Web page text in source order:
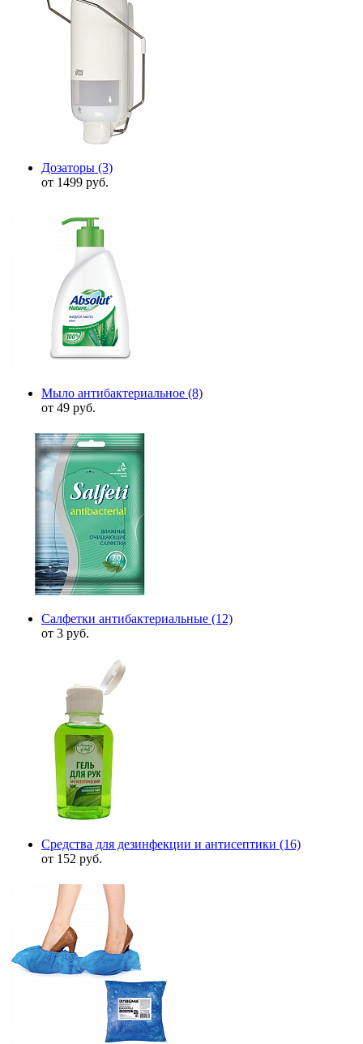
Дозаторы (3)
от 1499 руб.
Мыло антибактериальное (8)
от 49 руб.
Салфетки антибактериальные (12)
от 3 руб.
Средства для дезинфекции и антисептики (16)
от 152 руб.